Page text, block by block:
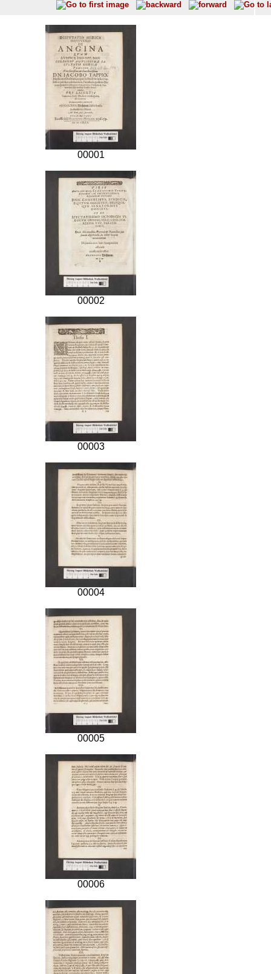
00001
00002
00003
00004
00005
00006